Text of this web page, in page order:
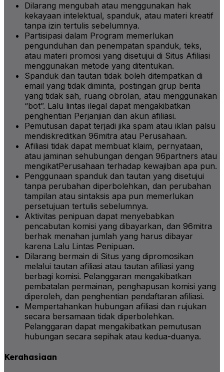
Dilarang mengubah atau menggunakan hak
kekayaan intelektual, spanduk, atau materi kreatif
tanpa izin tertulis sebelumnya.
Partisipasi dalam Program memerlukan
pengunduhan dan penempatan spanduk, teks,
atau materi promosi yang disetujui di Situs Afiliasi
menggunakan metode yang ditentukan.
Spanduk dan tautan tidak boleh ditempatkan di
email yang tidak diminta, postingan grup berita
yang tidak sah, ruang obrolan, atau menggunakan
“bot”. Lalu lintas ilegal dapat mengakibatkan
penghentian Perjanjian dan akun afiliasi.
Pemutusan dapat terjadi jika spam atau iklan palsu
mendiskreditkan 96mitra atau Perusahaan.
Afiliasi tidak dapat membuat klaim, pernyataan,
atau jaminan sehubungan dengan 96partners atau
mengikatPerusahaan terhadap kewajiban apa pun.
Penggunaan spanduk dan tautan yang disetujui
tanpa perubahan diperbolehkan, dan perubahan
tampilan atau sintaksis apa pun memerlukan
persetujuan tertulis sebelumnya.
Aktivitas penipuan dapat menyebabkan
pencabutan komisi yang dibayarkan, dan 96mitra
berhak menahan jumlah yang harus dibayar
karena Lalu Lintas Penipuan.
Dilarang bermain di Situs yang dipromosikan
melalui tautan afiliasi atau tautan afiliasi yang
berbagi komisi. Pelanggaran mengakibatkan
pembatalan permainan, penghapusan komisi yang
diperoleh, dan penghentian pendaftaran afiliasi.
Mempertahankan hubungan afiliasi dan rujukan
secara bersamaan tidak diperbolehkan.
Pelanggaran dapat mengakibatkan pemutusan
hubungan secara sepihak atau kedua-duanya.
Kerahasiaan